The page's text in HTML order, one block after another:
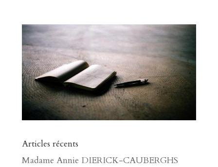
Articles récents
Madame Annie DIERICK-CAUBERGHS